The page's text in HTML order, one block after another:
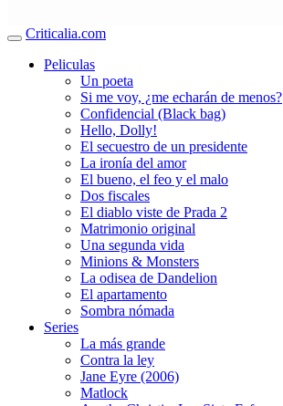
Criticalia.com
Peliculas
Un poeta
Si me voy, ¿me echarán de menos?
Confidencial (Black bag)
Hello, Dolly!
El secuestro de un presidente
La ironía del amor
El bueno, el feo y el malo
Dos fiscales
El diablo viste de Prada 2
Matrimonio original
Una segunda vida
Minions & Monsters
La odisea de Dandelion
El apartamento
Sombra nómada
Series
La más grande
Contra la ley
Jane Eyre (2006)
Matlock